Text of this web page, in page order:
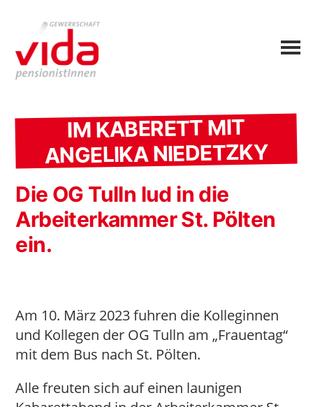
IM KABERETT MIT
ANGELIKA NIEDETZKY
Die OG Tulln lud in die
Arbeiterkammer St. Pölten
ein.
Am 10. März 2023 fuhren die Kolleginnen
und Kollegen der OG Tulln am „Frauentag“
mit dem Bus nach St. Pölten.
Alle freuten sich auf einen launigen